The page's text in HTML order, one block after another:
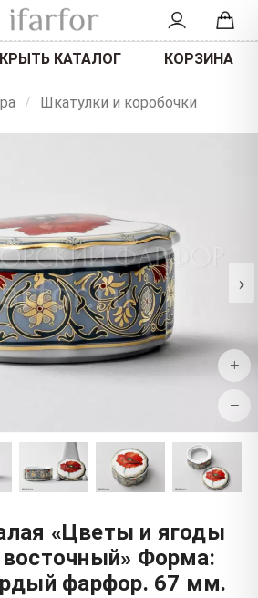
КАТАЛОГ КОРЗИНА
/ Шкатулки и коробочки
›
+
−
«Цветы и ягоды
Форма:
фарфор. 67 мм.